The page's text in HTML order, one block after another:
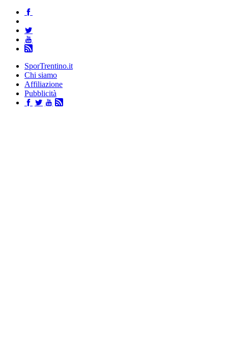
SporTrentino.it
Chi siamo
Affiliazione
Pubblicità